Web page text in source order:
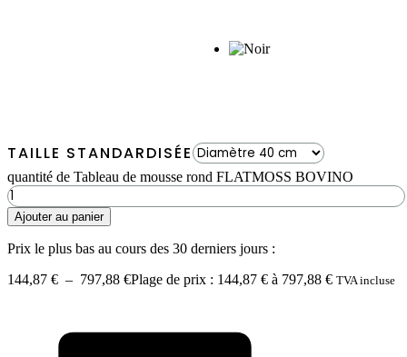
TAILLE STANDARDISÉE
quantité de Tableau de mousse rond FLATMOSS BOVINO
Ajouter au panier
Prix le plus bas au cours des 30 derniers jours :
144,87 € – 797,88 €Plage de prix : 144,87 € à 797,88 € TVA incluse